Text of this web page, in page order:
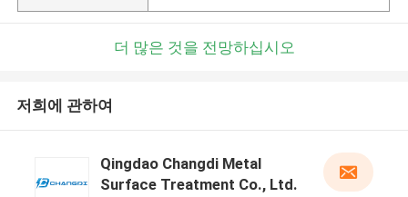
더 많은 것을 전망하십시오
저희에 관하여
Qingdao Changdi Metal
Surface Treatment Co., Ltd.